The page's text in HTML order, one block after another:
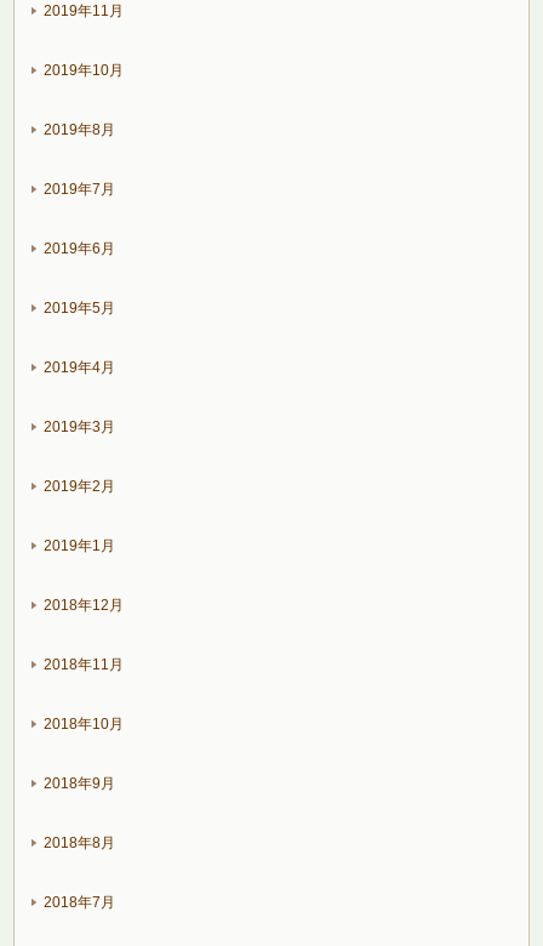
2019年11月
2019年10月
2019年8月
2019年7月
2019年6月
2019年5月
2019年4月
2019年3月
2019年2月
2019年1月
2018年12月
2018年11月
2018年10月
2018年9月
2018年8月
2018年7月